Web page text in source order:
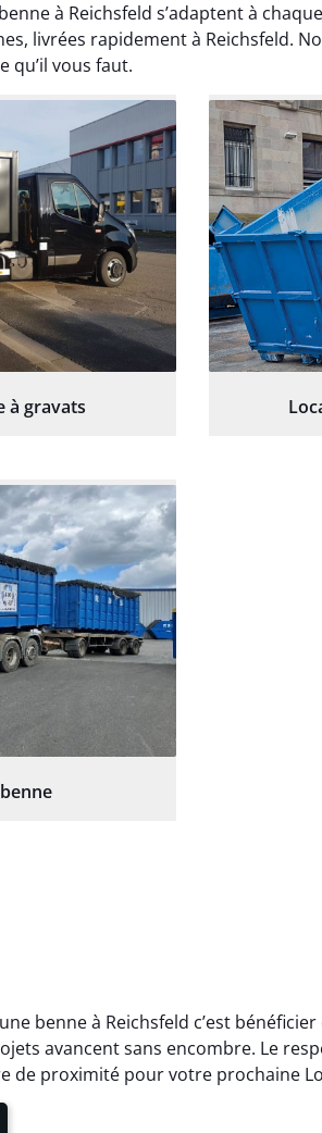
à Reichsfeld s’adaptent à
livrées rapidement à Reichsfeld.
qu’il vous faut.
à gravats
benne à Reichsfeld c’est
avancent sans encombre. Le
de proximité pour votre prochaine